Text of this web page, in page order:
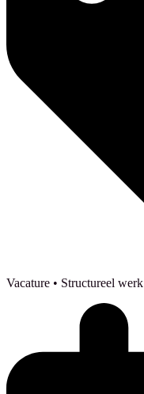
Vacature • Structureel werk